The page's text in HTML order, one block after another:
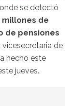
se detectó
millones de
de pensiones
de
hecho este
jueves.